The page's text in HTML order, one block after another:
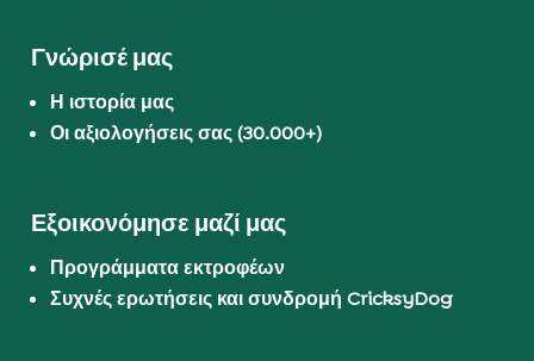
Γνώρισέ μας
Η ιστορία μας
Οι αξιολογήσεις σας (30.000+)
Εξοικονόμησε μαζί μας
Προγράμματα εκτροφέων
Συχνές ερωτήσεις και συνδρομή CricksyDog